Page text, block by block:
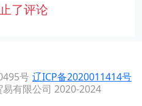
了评论
号 辽ICP备2020011414号
有限公司 2020-2024